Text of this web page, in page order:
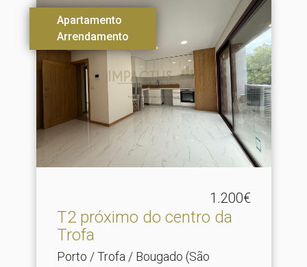
Apartamento
Arrendamento
1.200€
T2 próximo do centro da
Trofa
Porto / Trofa / Bougado (São